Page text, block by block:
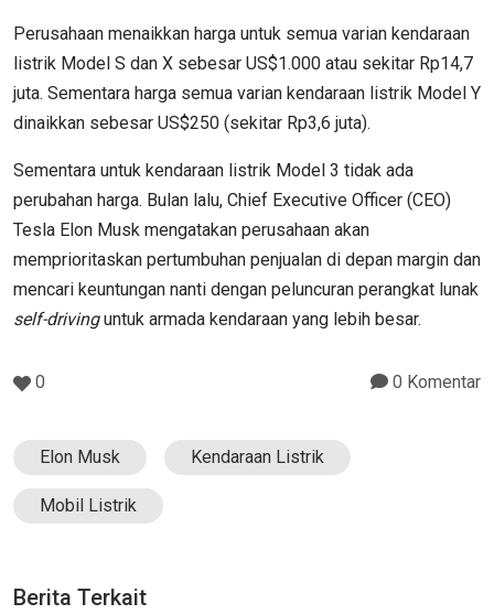
Perusahaan menaikkan harga untuk semua varian kendaraan
listrik Model S dan X sebesar US$1.000 atau sekitar Rp14,7
juta. Sementara harga semua varian kendaraan listrik Model Y
dinaikkan sebesar US$250 (sekitar Rp3,6 juta).
Sementara untuk kendaraan listrik Model 3 tidak ada
perubahan harga. Bulan lalu, Chief Executive Officer (CEO)
Tesla Elon Musk mengatakan perusahaan akan
memprioritaskan pertumbuhan penjualan di depan margin dan
mencari keuntungan nanti dengan peluncuran perangkat lunak
self-drivinguntuk armada kendaraan yang lebih besar.
0 0 Komentar
Elon Musk Kendaraan Listrik
Mobil Listrik
Berita Terkait